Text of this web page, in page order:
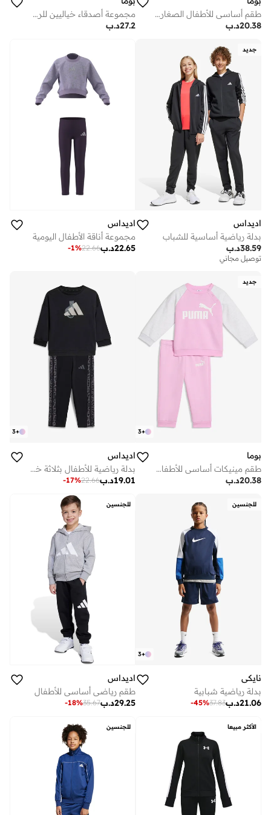
طقم أساسي للأطفال الصغار من مينيكاتس
د.ب20.38
مجموعة أصدقاء خياليين للرضع من مينيكاتس
د.ب27.2
جديد
اديداس
بدلة رياضية أساسية للشباب
د.ب38.59
توصيل مجاني
اديداس
مجموعة أناقة الأطفال اليومية
د.ب22.65
22.66
-1%
جديد
+
3
بوما
طقم مينيكات أساسي للأطفال حديثي الولادة
د.ب20.38
+
3
اديداس
بدلة رياضية للأطفال بثلاثة خطوط
د.ب19.01
22.66
-17%
للجنسين
+
3
نايكي
بدلة رياضية شبابية
د.ب21.06
37.83
-45%
للجنسين
اديداس
طقم رياضي أساسي للأطفال
د.ب29.25
35.67
-18%
الأكثر مبيعا للجنسين